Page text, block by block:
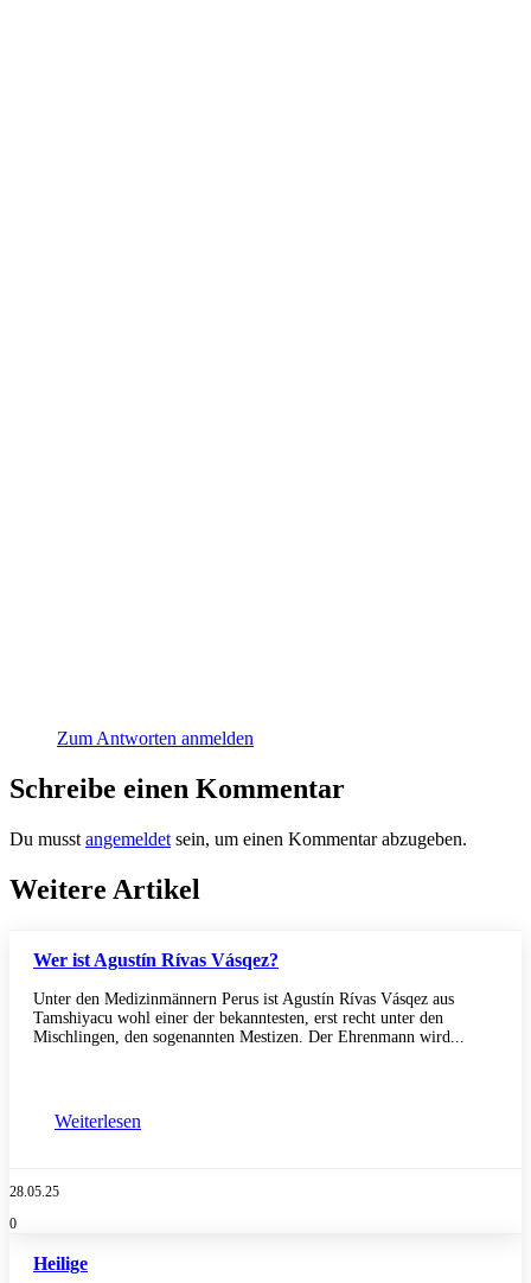
Zum Antworten anmelden
Schreibe einen Kommentar
Du musst angemeldet sein, um einen Kommentar abzugeben.
Weitere Artikel
Wer ist Agustín Rívas Vásqez?
Unter den Medizinmännern Perus ist Agustín Rívas Vásqez aus
Tamshiyacu wohl einer der bekanntesten, erst recht unter den
Mischlingen, den sogenannten Mestizen. Der Ehrenmann wird...
Weiterlesen
28.05.25
0
Heilige